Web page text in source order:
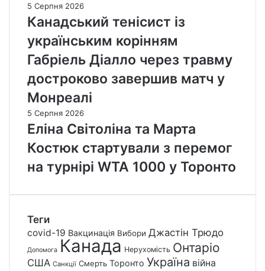
5 Серпня 2026
Канадський тенісист із
українським корінням
Габріель Діалло через травму
достроково завершив матч у
Монреалі
5 Серпня 2026
Еліна Світоліна та Марта
Костюк стартували з перемог
на турнірі WTA 1000 у Торонто
Теги
covid-19 Вакцинація Вибори Джастін Трюдо
Допомога Канада Нерухомість Онтаріо
США Санкції Смерть Торонто Україна війна